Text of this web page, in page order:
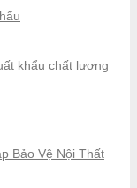
khẩu chất lượng
Bảo Vệ Nội Thất